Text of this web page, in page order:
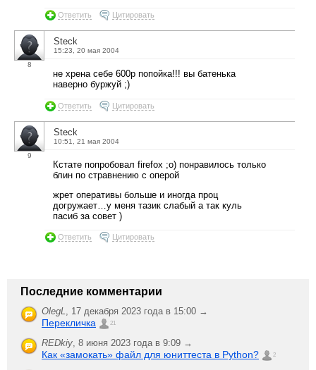
Ответить Цитировать
8
Steck
15:23, 20 мая 2004
не хрена себе 600р попойка!!! вы батенька
наверно буржуй ;)
Ответить Цитировать
9
Steck
10:51, 21 мая 2004
Кстате попробовал firefox ;o) понравилось только
блин по стравнению с оперой
жрет оперативы больше и иногда проц
догружает…у меня тазик слабый а так куль
пасиб за совет )
Ответить Цитировать
Последние комментарии
OlegL, 17 декабря 2023 года в 15:00 →
Перекличка 21
REDkiy, 8 июня 2023 года в 9:09 →
Как «замокать» файл для юниттеста в Python? 2